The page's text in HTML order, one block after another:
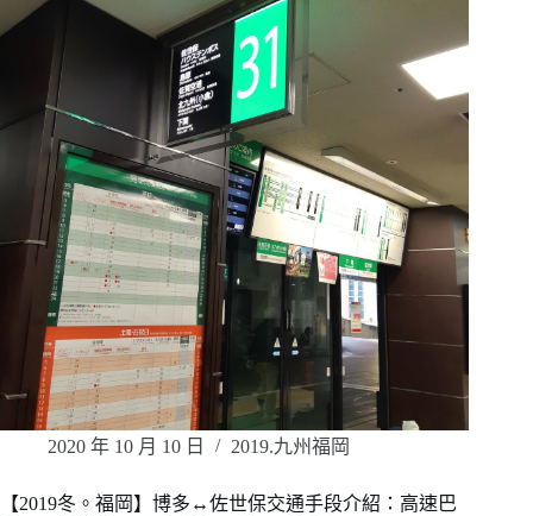
2020 年 10 月 10 日 2019.九州福岡
【2019冬。福岡】博多↔佐世保交通手段介紹：高速巴